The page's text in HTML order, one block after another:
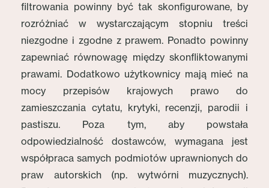
filtrowania powinny być tak skonfigurowane, by
rozróżniać w wystarczającym stopniu treści
niezgodne i zgodne z prawem. Ponadto powinny
zapewniać równowagę między skonfliktowanymi
prawami. Dodatkowo użytkownicy mają mieć na
mocy przepisów krajowych prawo do
zamieszczania cytatu, krytyki, recenzji, parodii i
pastiszu. Poza tym, aby powstała
odpowiedzialność dostawców, wymagana jest
współpraca samych podmiotów uprawnionych do
praw autorskich (np. wytwórni muzycznych).